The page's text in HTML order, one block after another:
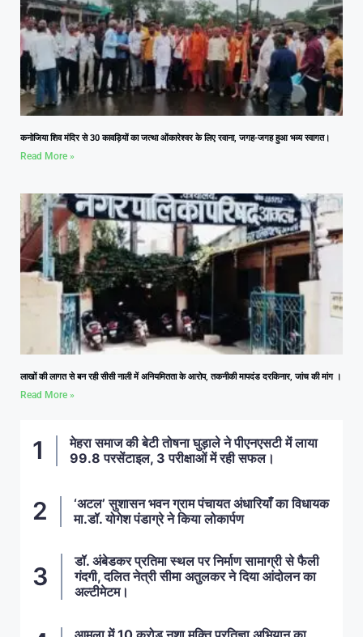
कनोजिया शिव मंदिर से 30 कावड़ियों का जत्था ओंकारेश्वर के लिए रवाना, जगह-जगह हुआ भव्य स्वागत।
Read More »
लाखों की लागत से बन रही सीसी नाली में अनियमितता के आरोप, तकनीकी मापदंड दरकिनार, जांच की मांग ।
Read More »
मेहरा समाज की बेटी तोषना घुड़ाले ने पीएनएसटी में लाया
99.8 परसेंटाइल, 3 परीक्षाओं में रही सफल।
‘अटल’ सुशासन भवन ग्राम पंचायत अंधारियाँ का विधायक
मा.डॉ. योगेश पंडाग्रे ने किया लोकार्पण
डॉ. अंबेडकर प्रतिमा स्थल पर निर्माण सामाग्री से फैली
गंदगी, दलित नेत्री सीमा अतुलकर ने दिया आंदोलन का
अल्टीमेटम।